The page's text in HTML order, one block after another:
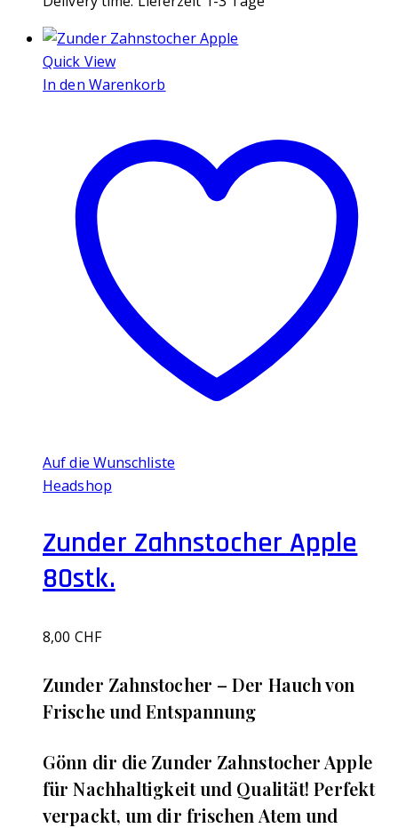
Quick View
In den Warenkorb
Auf die Wunschliste
Headshop
Zunder Zahnstocher Apple
80stk.
8,00 CHF
‌Zunder Zahnstocher – Der Hauch von
Frische und Entspannung
Gönn dir die Zunder Zahnstocher Apple
für Nachhaltigkeit und Qualität! Perfekt
verpackt, um dir frischen Atem und